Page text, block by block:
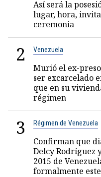
Así será la
lugar, hora,
ceremonia
2 Venezuela
Murió el ex-
ser excarcelado
que en su
régimen
3 Régimen de Venezuela
Confirman que
Delcy Rodríguez
2015 de
formalmente